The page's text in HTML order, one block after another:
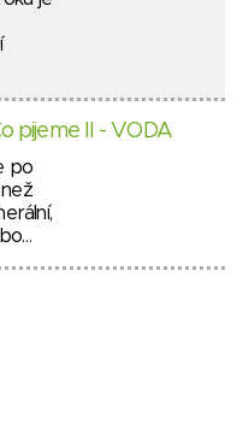
pijeme II - VODA
po
než